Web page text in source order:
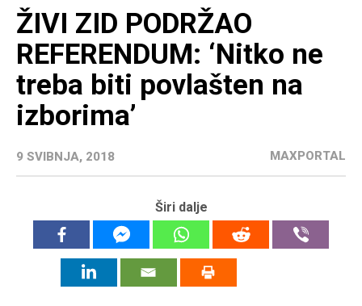
ŽIVI ZID PODRŽAO
REFERENDUM: ‘Nitko ne
treba biti povlašten na
izborima’
9 SVIBNJA, 2018 MAXPORTAL
Širi dalje